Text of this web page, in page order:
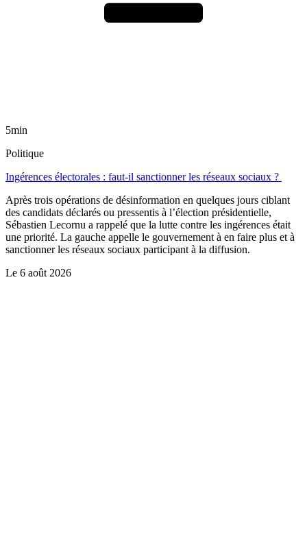
5min
Politique
Ingérences électorales : faut-il sanctionner les réseaux sociaux ?
Après trois opérations de désinformation en quelques jours ciblant
des candidats déclarés ou pressentis à l’élection présidentielle,
Sébastien Lecornu a rappelé que la lutte contre les ingérences était
une priorité. La gauche appelle le gouvernement à en faire plus et à
sanctionner les réseaux sociaux participant à la diffusion.
Le 6 août 2026